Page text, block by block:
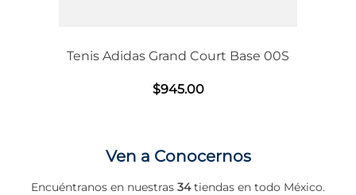
Tenis Adidas Grand Court Base 00S
$945.00
Ven a Conocernos
Encuéntranos en nuestras 34tiendas en todo México.